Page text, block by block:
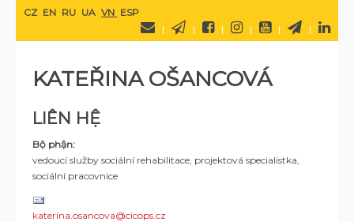
CZ EN RU UA VN ESP
KATEŘINA OŠANCOVÁ
LIÊN HỆ
Bộ phận:
vedoucí služby sociální rehabilitace, projektová specialistka,
sociální pracovnice
katerina.osancova@cicops.cz